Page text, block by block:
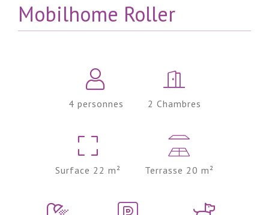
Mobilhome Roller
4 personnes 2 Chambres
Surface 22 m² Terrasse 20 m²